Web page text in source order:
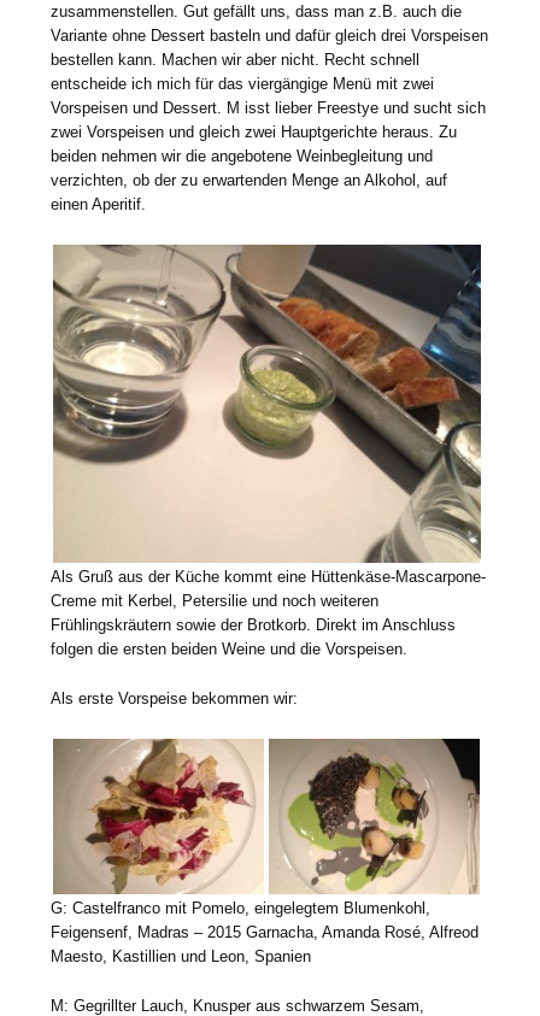
zusammenstellen. Gut gefällt uns, dass man z.B. auch die
Variante ohne Dessert basteln und dafür gleich drei Vorspeisen
bestellen kann. Machen wir aber nicht. Recht schnell
entscheide ich mich für das viergängige Menü mit zwei
Vorspeisen und Dessert. M isst lieber Freestye und sucht sich
zwei Vorspeisen und gleich zwei Hauptgerichte heraus. Zu
beiden nehmen wir die angebotene Weinbegleitung und
verzichten, ob der zu erwartenden Menge an Alkohol, auf
einen Aperitif.
Als Gruß aus der Küche kommt eine Hüttenkäse-Mascarpone-
Creme mit Kerbel, Petersilie und noch weiteren
Frühlingskräutern sowie der Brotkorb. Direkt im Anschluss
folgen die ersten beiden Weine und die Vorspeisen.
Als erste Vorspeise bekommen wir:
G: Castelfranco mit Pomelo, eingelegtem Blumenkohl,
Feigensenf, Madras – 2015 Garnacha, Amanda Rosé, Alfreod
Maesto, Kastillien und Leon, Spanien
M: Gegrillter Lauch, Knusper aus schwarzem Sesam,